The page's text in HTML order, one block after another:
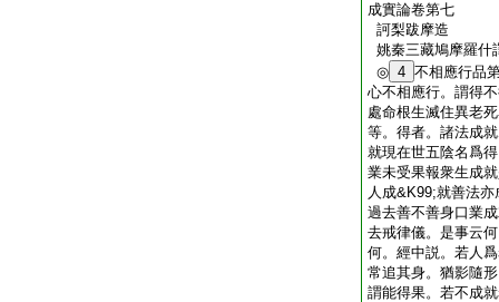
成實論卷第七
訶梨跋摩造
姚秦三藏鳩摩羅什
◎ 4 不相應行品
心不相應行。謂得
處命根生滅住異老
等。得者。諸法成
就現在世五陰名爲
業未受果報衆生成
人成&K99;就善法
過去善不善身口業
去戒律儀。是事云
何。經中説。若人
常追其身。猶影隨
謂能得果。若不成